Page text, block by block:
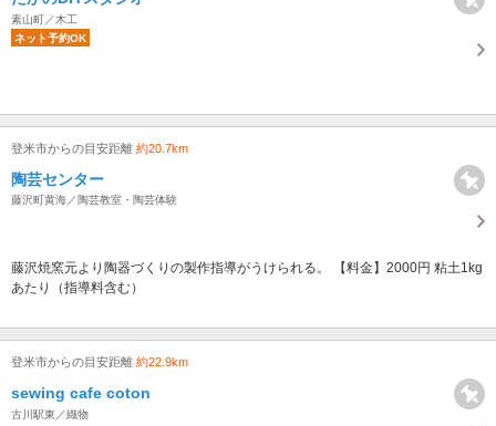
素山町／木工
ネット予約OK
登米市からの目安距離 約20.7km
陶芸センター
藤沢町黄海／陶芸教室・陶芸体験
藤沢焼窯元より陶器づくりの製作指導がうけられる。 【料金】2000円 粘土1kg
あたり（指導料含む）
登米市からの目安距離 約22.9km
sewing cafe coton
古川駅東／織物